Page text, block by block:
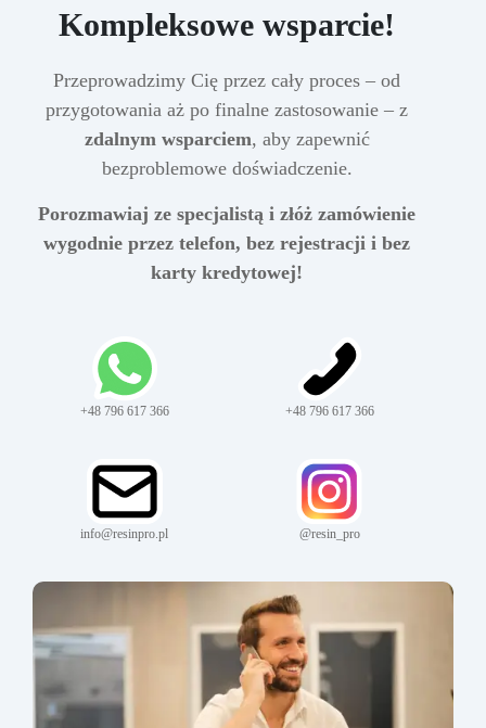
Kompleksowe wsparcie!
Przeprowadzimy Cię przez cały proces – od
przygotowania aż po finalne zastosowanie – z
zdalnym wsparciem, aby zapewnić
bezproblemowe doświadczenie.
Porozmawiaj ze specjalistą i złóż zamówienie
wygodnie przez telefon, bez rejestracji i bez
karty kredytowej!
+48 796 617 366 +48 796 617 366
info@resinpro.pl @resin_pro